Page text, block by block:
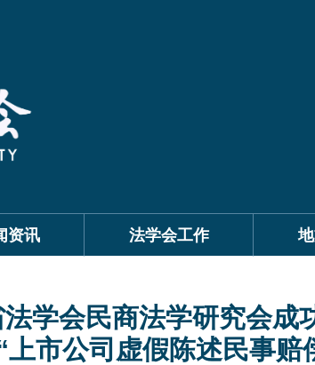
资讯 法学会工作
学会民商法学研究会成
上市公司虚假陈述民事赔